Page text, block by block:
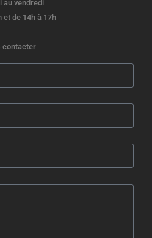
au vendredi
et de 14h à 17h
contacter